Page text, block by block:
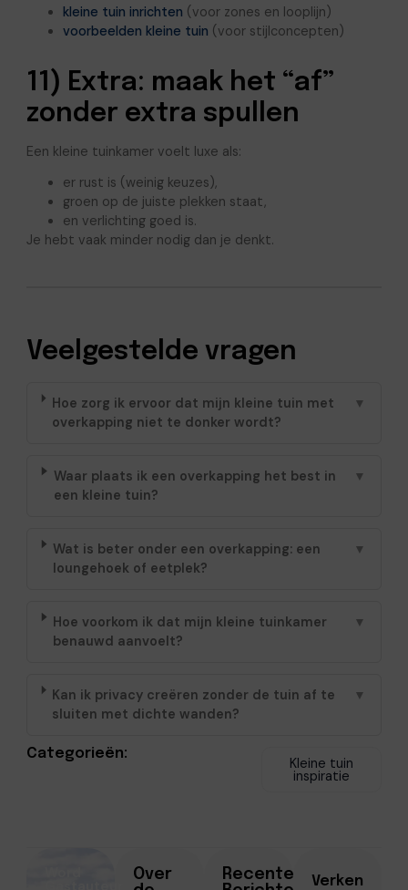
kleine tuin inrichten (voor zones en looplijn)
voorbeelden kleine tuin (voor stijlconcepten)
11) Extra: maak het “af”
zonder extra spullen
Een kleine tuinkamer voelt luxe als:
er rust is (weinig keuzes),
groen op de juiste plekken staat,
en verlichting goed is.
Je hebt vaak minder nodig dan je denkt.
Veelgestelde vragen
Hoe zorg ik ervoor dat mijn kleine tuin met
overkapping niet te donker wordt?
▼
Waar plaats ik een overkapping het best in
een kleine tuin?
▼
Wat is beter onder een overkapping: een
loungehoek of eetplek?
▼
Hoe voorkom ik dat mijn kleine tuinkamer
benauwd aanvoelt?
▼
Kan ik privacy creëren zonder de tuin af te
sluiten met dichte wanden?
▼
Categorieën:
Kleine tuin
inspiratie
Over
Recente
Verken